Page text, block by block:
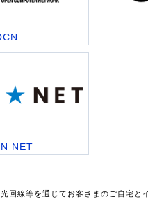
NET
回線等を通じてお客さまのご自宅と